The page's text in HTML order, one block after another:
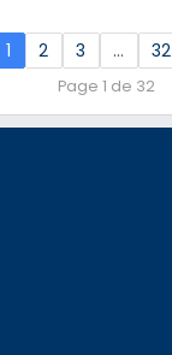
1 2 3 … 32
Page 1 de 32